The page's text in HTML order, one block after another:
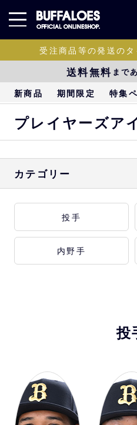
受注商品等の発送の
送料無料 まで
新商品 期間限定 特集
プレイヤーズア
カテゴリー
投手
内野手
投